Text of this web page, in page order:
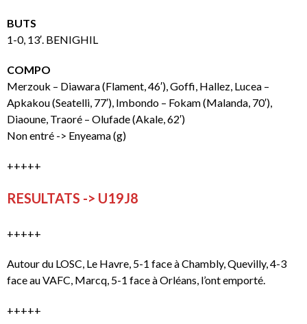
BUTS
1-0, 13′. BENIGHIL
COMPO
Merzouk – Diawara (Flament, 46′), Goffi, Hallez, Lucea –
Apkakou (Seatelli, 77′), Imbondo – Fokam (Malanda, 70′),
Diaoune, Traoré – Olufade (Akale, 62′)
Non entré -> Enyeama (g)
+++++
RESULTATS -> U19J8
+++++
Autour du LOSC, Le Havre, 5-1 face à Chambly, Quevilly, 4-3
face au VAFC, Marcq, 5-1 face à Orléans, l’ont emporté.
+++++